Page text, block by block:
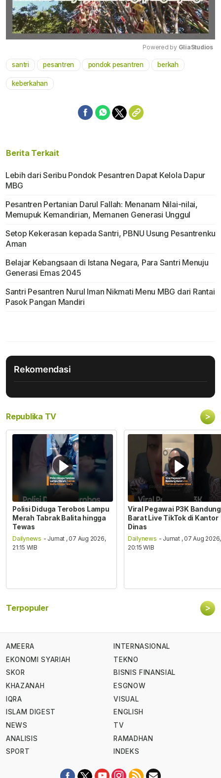
Mute
Powered by GliaStudios
santri pesantren pondok pesantren berkah
keberkahan
Berita Terkait
Lebih dari Seribu Pondok Pesantren Dapat Kelola Dapur
MBG
Pesantren Pertanian Darul Fallah: Menanam Nilai-nilai,
Memupuk Kemandirian, Memanen Generasi Unggul
Setop Kekerasan kepada Santri, PBNU Usung Pesantrenku
Aman
Belajar Kebangsaan di Istana Negara, Para Santri Menuju
Generasi Emas 2045
Santri Pesantren Nurul Iman Nikmati Menu MBG dari Rantai
Pasok Pangan Mandiri
Rekomendasi
Republika TV >
Polisi Diduga Terobos Lampu
Merah Tabrak Balita hingga
Tewas
Dailynews - Jumat , 07 Aug 2026,
21:15 WIB
Viral Pegawai P3K Bandung
Barat Live TikTok di Kantor
Dinas
Dailynews - Jumat , 07 Aug 2026,
20:15 WIB
Terpopuler >
AMEERA
EKONOMI SYARIAH
SKOR
KHAZANAH
IQRA
ISLAM DIGEST
NEWS
ANALISIS
SPORT
INTERNASIONAL
TEKNO
BISNIS FINANSIAL
ESGNOW
VISUAL
ENGLISH
TV
RAMADHAN
INDEKS